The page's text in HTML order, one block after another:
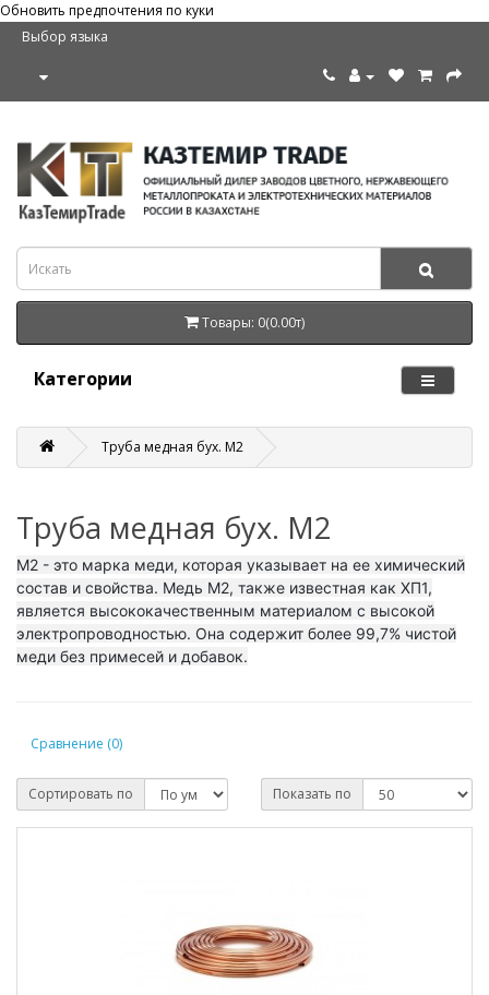
Обновить предпочтения по куки
Выбор языка
Товары: 0(0.00т)
Категории
Труба медная бух. М2
Труба медная бух. М2
М2 - это марка меди, которая указывает на ее химический
состав и свойства. Медь М2, также известная как ХП1,
является высококачественным материалом с высокой
электропроводностью. Она содержит более 99,7% чистой
меди без примесей и добавок.
Сравнение (0)
Сортировать по Показать по